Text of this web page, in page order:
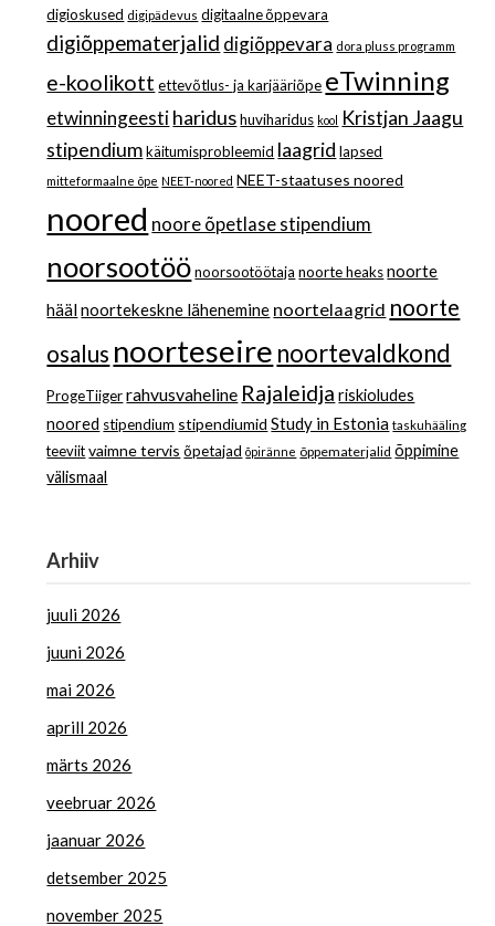
digioskused digipädevus digitaalne õppevara
digiõppematerjalid digiõppevara dora pluss programm
e-koolikott ettevõtlus- ja karjääriõpe eTwinning
etwinningeestiharidus huviharidus kool Kristjan Jaagu
stipendium käitumisprobleemid laagrid lapsed
mitteformaalne õpe NEET-noored NEET-staatuses noored
noored noore õpetlase stipendium
noorsootöö noorsootöötaja noorte heaks noorte
häälnoortekeskne lähenemine noortelaagrid noorte
osalus noorteseire noortevaldkond
ProgeTiiger rahvusvaheline Rajaleidja riskioludes
noored stipendium stipendiumid Study in Estonia taskuhääling
teeviit vaimne tervis õpetajad õpiränne õppematerjalid õppimine
välismaal
Arhiiv
juuli 2026
juuni 2026
mai 2026
aprill 2026
märts 2026
veebruar 2026
jaanuar 2026
detsember 2025
november 2025